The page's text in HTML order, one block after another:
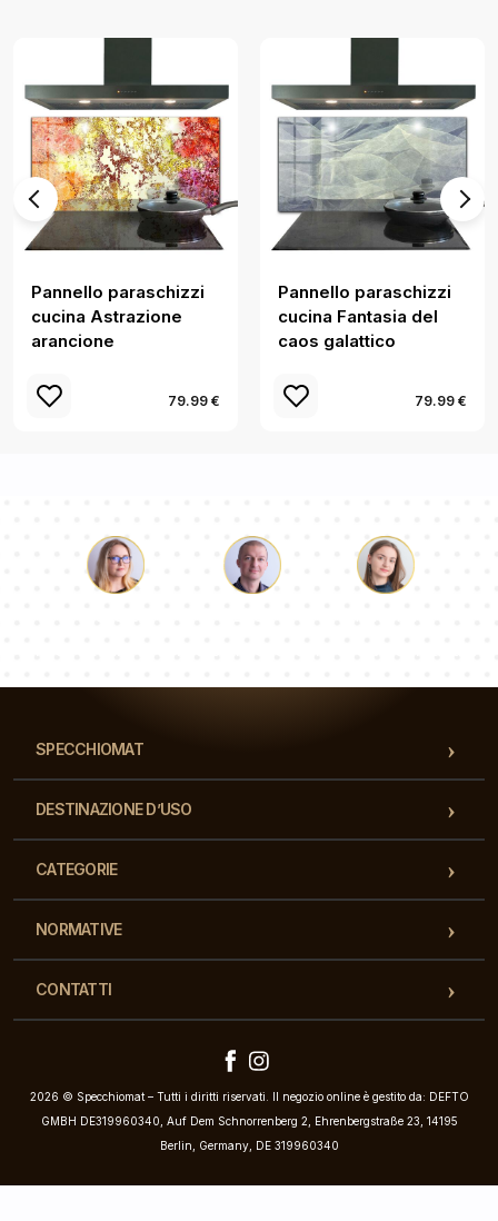
Pannello paraschizzi
cucina Astrazione
arancione
79.99 €
Pannello paraschizzi
cucina Fantasia del
caos galattico
79.99 €
SPECCHIOMAT
DESTINAZIONE D’USO
CATEGORIE
NORMATIVE
CONTATTI
2026 © Specchiomat – Tutti i diritti riservati. Il negozio online è gestito da: DEFTO
GMBH DE319960340, Auf Dem Schnorrenberg 2, Ehrenbergstraße 23, 14195
Berlin, Germany, DE 319960340